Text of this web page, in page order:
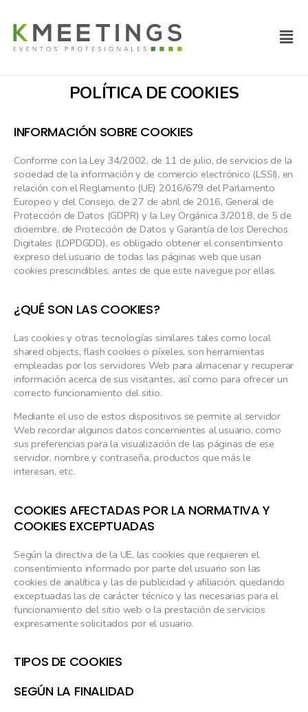
contenido
POLÍTICA DE COOKIES
INFORMACIÓN SOBRE COOKIES
Conforme con la Ley 34/2002, de 11 de julio, de servicios de la
sociedad de la información y de comercio electrónico (LSSI), en
relación con el Reglamento (UE) 2016/679 del Parlamento
Europeo y del Consejo, de 27 de abril de 2016, General de
Protección de Datos (GDPR) y la Ley Orgánica 3/2018, de 5 de
diciembre, de Protección de Datos y Garantía de los Derechos
Digitales (LOPDGDD), es obligado obtener el consentimiento
expreso del usuario de todas las páginas web que usan
cookies prescindibles, antes de que este navegue por ellas.
¿QUÉ SON LAS COOKIES?
Las cookies y otras tecnologías similares tales como local
shared objects, flash cookies o píxeles, son herramientas
empleadas por los servidores Web para almacenar y recuperar
información acerca de sus visitantes, así como para ofrecer un
correcto funcionamiento del sitio.
Mediante el uso de estos dispositivos se permite al servidor
Web recordar algunos datos concernientes al usuario, como
sus preferencias para la visualización de las páginas de ese
servidor, nombre y contraseña, productos que más le
interesan, etc.
COOKIES AFECTADAS POR LA NORMATIVA Y
COOKIES EXCEPTUADAS
Según la directiva de la UE, las cookies que requieren el
consentimiento informado por parte del usuario son las
cookies de analítica y las de publicidad y afiliación, quedando
exceptuadas las de carácter técnico y las necesarias para el
funcionamiento del sitio web o la prestación de servicios
expresamente solicitados por el usuario.
TIPOS DE COOKIES
SEGÚN LA FINALIDAD